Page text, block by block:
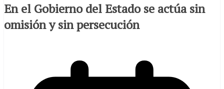
En el Gobierno del Estado se actúa sin
omisión y sin persecución